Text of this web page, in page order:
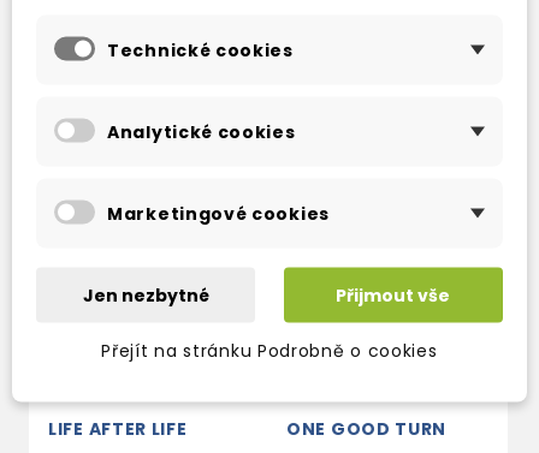
TAKÉ DOPORUČUJEME
LIFE AFTER LIFE ONE GOOD TURN
Technické cookies
Analytické cookies
Marketingové cookies
Jen nezbytné Přijmout vše
Přejít na stránku Podrobně o cookies